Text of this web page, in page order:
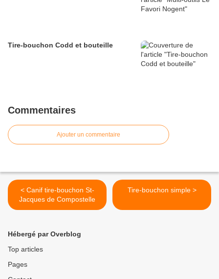
Tire-bouchon Codd et bouteille
Commentaires
Ajouter un commentaire
< Canif tire-bouchon St-
Jacques de Compostelle
Tire-bouchon simple >
Hébergé par Overblog
Top articles
Pages